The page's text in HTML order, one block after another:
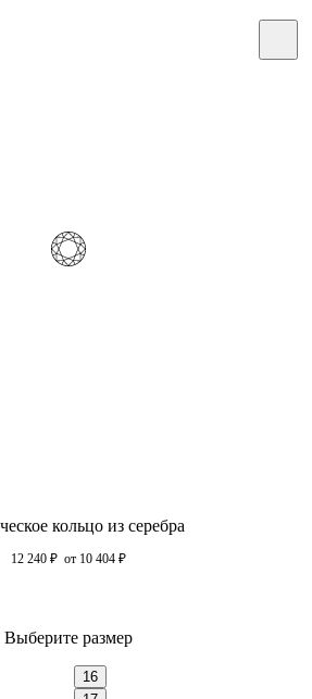
кольцо из серебра
12 240 ₽ от 10 404 ₽
Выберите размер
16